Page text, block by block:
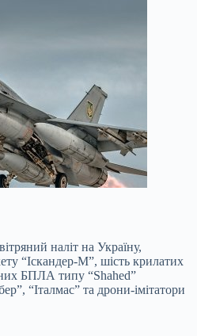
наліт на Україну,
“Іскандер-М”, шість крилатих
БПЛА типу “Shahed”
“Італмас” та дрони-імітатори